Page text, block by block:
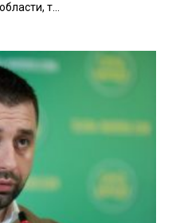
т...